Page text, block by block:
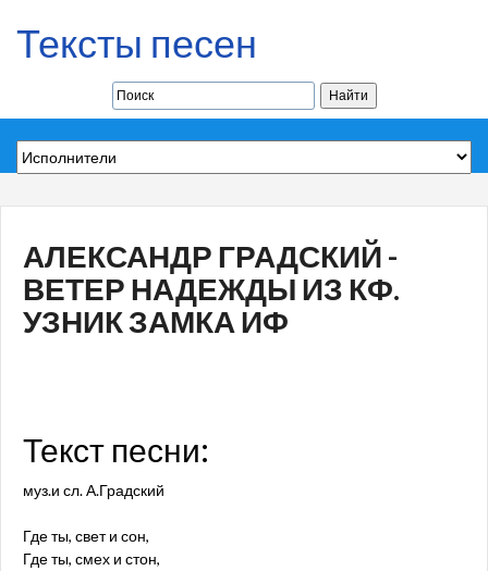
Тексты песен
АЛЕКСАНДР ГРАДСКИЙ -
ВЕТЕР НАДЕЖДЫ ИЗ КФ.
УЗНИК ЗАМКА ИФ
Текст песни:
муз.и сл. А.Градский
Где ты, свет и сон,
Где ты, смех и стон,